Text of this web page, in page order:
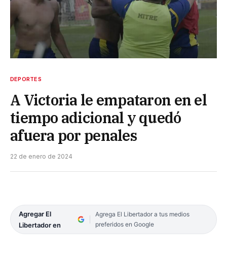
DEPORTES
A Victoria le empataron en el
tiempo adicional y quedó
afuera por penales
22 de enero de 2024
Agregar El
Libertador en
Agrega El Libertador a tus medios
preferidos en Google